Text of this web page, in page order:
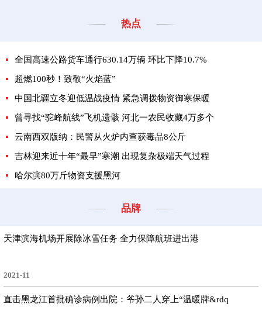
热点
全国高速公路货车通行630.14万辆 环比下降10.7%
超燃100秒！致敬“火焰蓝”
中国北疆立冬迎低温战疫情 紧急调拨物资御寒保暖
曾寻找“驼峰航线”飞机遗骸 河北一农民收藏4万多个
云南西双版纳：民警从火炉内查获毒品8公斤
吉林迎来近十年“最早”寒潮 出现复杂极端天气过程
哈尔滨80万斤物资支援黑河
品牌
天津滨海机场开展除冰雪任务 全力保障航班进出港
2021-11
直击黑龙江首批确诊病例出院：爷孙二人穿上“温暖牌&rdq